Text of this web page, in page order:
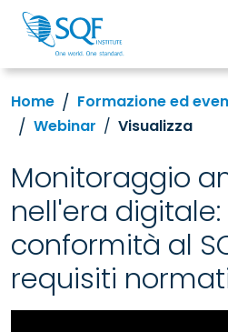
Home Formazione ed
Webinar
Visualizza
Monitoraggio
nell'era
conformità al
requisiti